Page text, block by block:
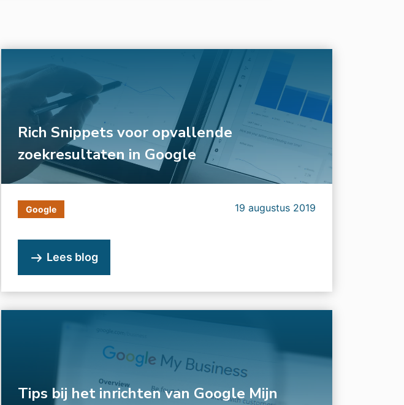
Rich Snippets voor opvallende
zoekresultaten in Google
Google 19 augustus 2019
Lees blog
Tips bij het inrichten van Google Mijn